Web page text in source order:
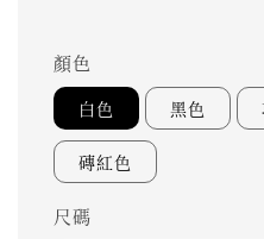
顏色
白色 黑色
磚紅色
尺碼